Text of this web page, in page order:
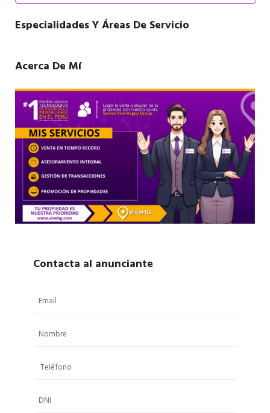
Especialidades Y Áreas De Servicio
Acerca De Mí
Contacta al anunciante